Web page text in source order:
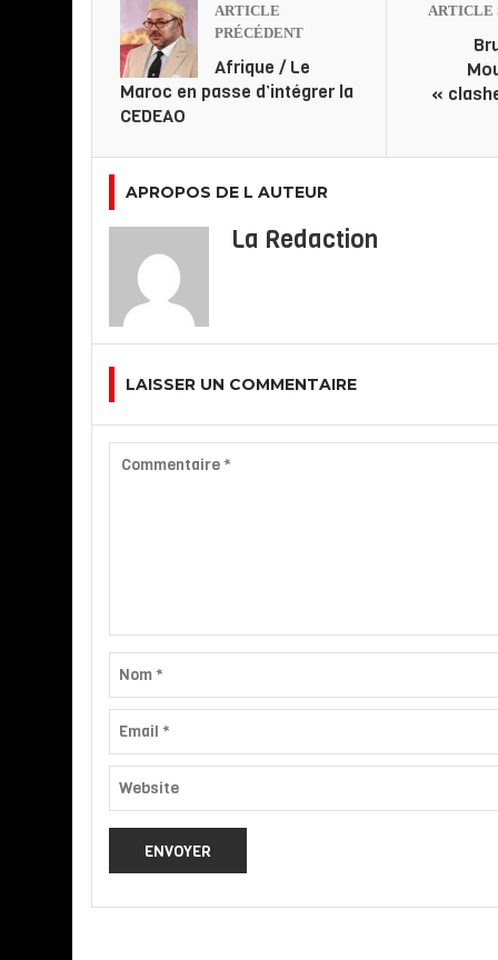
ARTICLE
PRÉCÉDENT
Afrique / Le
Maroc en passe d’intégrer la
CEDEAO
ARTICLE
«
APROPOS DE L AUTEUR
La Redaction
LAISSER UN COMMENTAIRE